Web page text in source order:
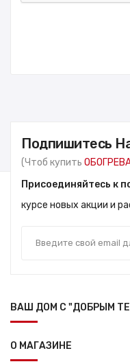
Подпишитесь
(Чтоб купить
Присоединяйтесь к
курсе новых акции и
ВАШ ДОМ С "ДОБРЫМ
О МАГАЗИНЕ